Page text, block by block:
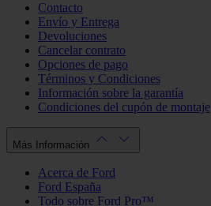
Contacto
Envío y Entrega
Devoluciones
Cancelar contrato
Opciones de pago
Términos y Condiciones
Información sobre la garantía
Condiciones del cupón de montaje
Más Información
Acerca de Ford
Ford España
Todo sobre Ford Pro™